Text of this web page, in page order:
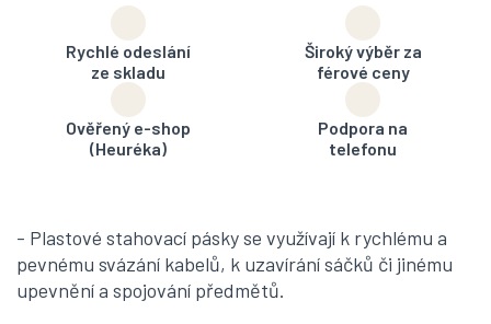
Rychlé odeslání
ze skladu
Široký výběr za
férové ceny
Ověřený e-shop
(Heuréka)
Podpora na
telefonu
- Plastové stahovací pásky se využívají k rychlému a
pevnému svázání kabelů, k uzavírání sáčků či jinému
upevnění a spojování předmětů.